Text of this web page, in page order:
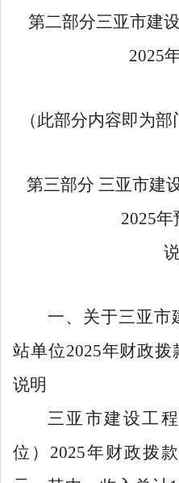
第二部分三亚市建
2025
（此部分内容即为
第三部分 三亚市建
2025
一、关于三亚市
站单位2025年财政
说明
三亚市建设工
位） 2025年财政拨